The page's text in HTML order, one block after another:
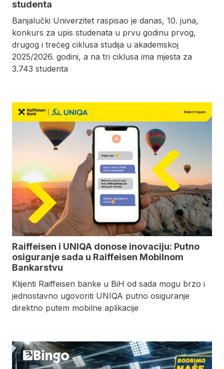
studenta
Banjalučki Univerzitet raspisao je danas, 10. juna,
konkurs za upis studenata u prvu godinu prvog,
drugog i trećeg ciklusa studija u akademskoj
2025/2026. godini, a na tri ciklusa ima mjesta za
3.743 studenta
Raiffeisen i UNIQA donose inovaciju: Putno
osiguranje sada u Raiffeisen Mobilnom
Bankarstvu
Klijenti Raiffeisen banke u BiH od sada mogu brzo i
jednostavno ugovoriti UNIQA putno osiguranje
direktno putem mobilne aplikacije